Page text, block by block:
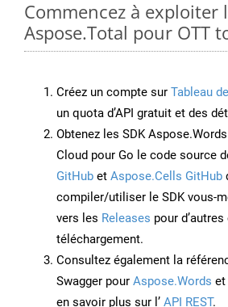
Commencez à exploiter
Aspose.Total pour OTT
Créez un compte sur Tableau
un quota d’API gratuit et des
Obtenez les SDK
Cloud pour Go le code source
GitHub et Aspose.Cells GitHub
compiler/utiliser le SDK vous-
vers les Releases pour
téléchargement.
Consultez également la
Swagger pour Aspose.Words et
en savoir plus sur l’ API REST.